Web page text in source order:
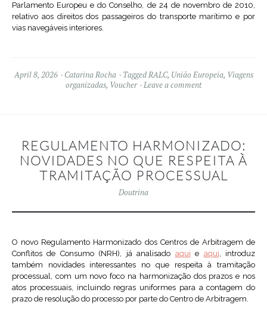
Parlamento Europeu e do Conselho, de 24 de novembro de 2010,
relativo aos direitos dos passageiros do transporte marítimo e por
vias navegáveis interiores.
April 8, 2026 Catarina Rocha TaggedRALC, União Europeia, Viagens
organizadas, Voucher Leave a comment
REGULAMENTO HARMONIZADO:
NOVIDADES NO QUE RESPEITA À
TRAMITAÇÃO PROCESSUAL
Doutrina
O novo Regulamento Harmonizado dos Centros de Arbitragem de
Conflitos de Consumo (NRH), já analisado aqui e aqui, introduz
também novidades interessantes no que respeita à tramitação
processual, com um novo foco na harmonização dos prazos e nos
atos processuais, incluindo regras uniformes para a contagem do
prazo de resolução do processo por parte do Centro de Arbitragem.